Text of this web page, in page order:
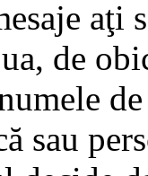
aţi
de
sau